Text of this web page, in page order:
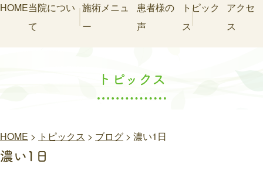
HOME当院につい
て
施術メニュ
ー
患者様の
声
トピック
ス
アクセ
ス
トピックス
HOME > トピックス > ブログ > 濃い1日
濃い1日